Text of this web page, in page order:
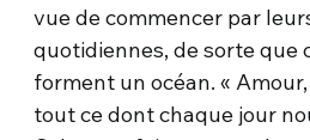
vue de commencer par
quotidiennes, de sorte que
forment un océan. «
tout ce dont chaque jour